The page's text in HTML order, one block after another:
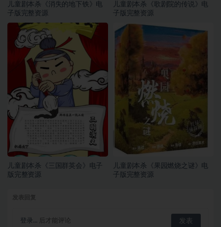
儿童剧本杀《消失的地下铁》电
子版完整资源
儿童剧本杀《歌剧院的传说》电
子版完整资源
儿童剧本杀《三国群英会》电子
版完整资源
儿童剧本杀《果园燃烧之谜》电
子版完整资源
登录... 后才能评论